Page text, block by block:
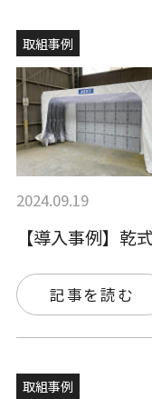
取組事例
2024.09.19
記事を読む
取組事例